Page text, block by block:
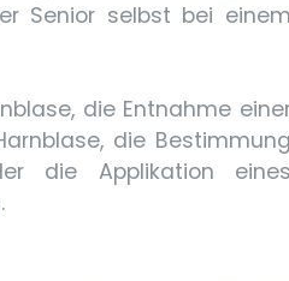
Senior selbst bei einem
die Entnahme
die Bestimmung
die Applikation eines